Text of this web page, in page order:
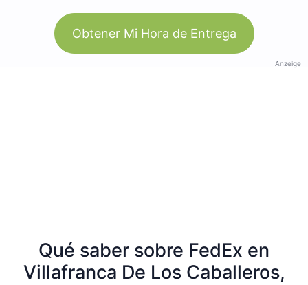
Obtener Mi Hora de Entrega
Anzeige
Qué saber sobre FedEx en
Villafranca De Los Caballeros,